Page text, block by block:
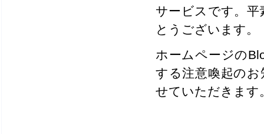
サービスです。
とうございます。
ホームページの
する注意喚起の
せていただきます